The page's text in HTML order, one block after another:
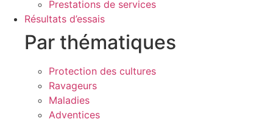
Prestations de services
Résultats d’essais
Par thématiques
Protection des cultures
Ravageurs
Maladies
Adventices